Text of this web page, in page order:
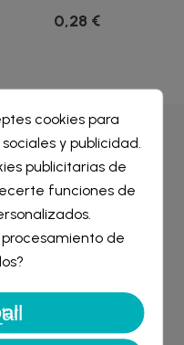
0,28 €
Farmacia Liceo
Crear lista de deseos
en su lista de
Iniciar sesión
cookies para
y publicidad.
publicitarias de
funciones de
de